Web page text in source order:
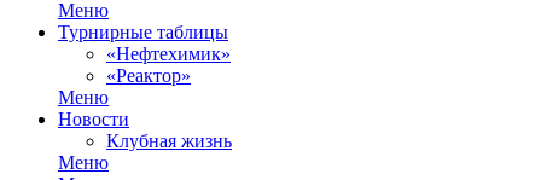
Меню
Турнирные таблицы
«Нефтехимик»
«Реактор»
Меню
Новости
Клубная жизнь
Меню